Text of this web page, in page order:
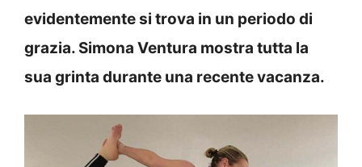
evidentemente si trova in un periodo di
grazia. Simona Ventura mostra tutta la
sua grinta durante una recente vacanza.